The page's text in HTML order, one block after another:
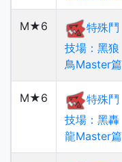
M★6
特殊鬥
技場：黑狼
鳥Master篇
M★6
特殊鬥
技場：黑轟
龍Master篇